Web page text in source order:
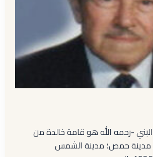
البني -رحمه الله هو قامة خالدة من
مدينة حمص؛ مدينة الشمس